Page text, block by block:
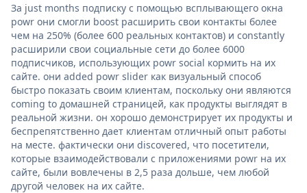
За just months подписку с помощью всплывающего окна
powr они смогли boost расширить свои контакты более
чем на 250% (более 600 реальных контактов) и constantly
расширили свои социальные сети до более 6000
подписчиков, использующих powr social кормить на их
сайте. они added powr slider как визуальный способ
быстро показать своим клиентам, поскольку они являются
coming to домашней страницей, как продукты выглядят в
реальной жизни. он хорошо демонстрирует их продукты и
беспрепятственно дает клиентам отличный опыт работы
на месте. фактически они discovered, что посетители,
которые взаимодействовали с приложениями powr на их
сайте, были вовлечены в 2,5 раза дольше, чем любой
другой человек на их сайте.